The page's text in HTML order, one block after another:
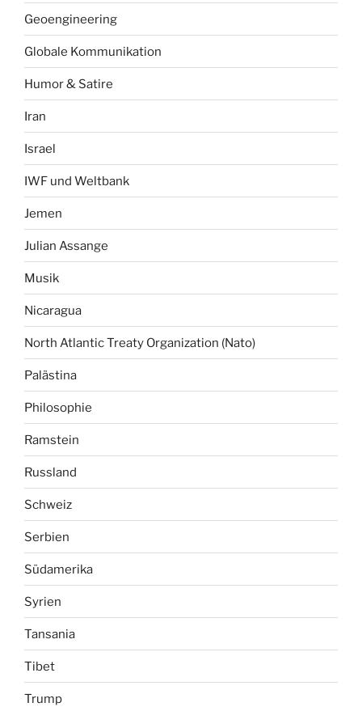
Geoengineering
Globale Kommunikation
Humor & Satire
Iran
Israel
IWF und Weltbank
Jemen
Julian Assange
Musik
Nicaragua
North Atlantic Treaty Organization (Nato)
Palästina
Philosophie
Ramstein
Russland
Schweiz
Serbien
Südamerika
Syrien
Tansania
Tibet
Trump